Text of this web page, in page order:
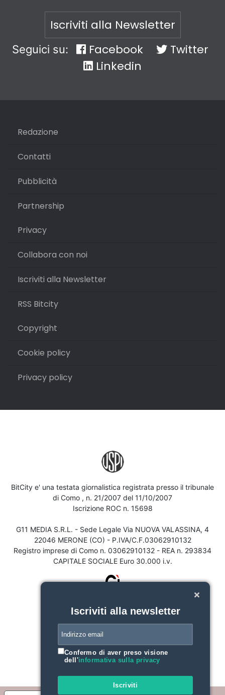
Iscriviti alla Newsletter
Seguici su: Facebook
Twitter
Linkedin
Redazione
Contatti
Pubblicità
Partnership
Privacy
Collabora con noi
Iscriviti alla Newsletter
RSS Bitcity
Copyright
Cookie policy
Privacy policy
BitCity e' una testata giornalistica registrata presso il tribunale
di Como , n. 21/2007 del 11/10/2007
Iscrizione ROC n. 15698
G11 MEDIA S.R.L. - Sede Legale Via NUOVA VALASSINA, 4
22046 MERONE (CO) - P.IVA/C.F.03062910132
Registro imprese di Como n. 03062910132 - REA n. 293834
CAPITALE SOCIALE Euro 30.000 i.v.
Iscriviti alla newsletter
Confermo di aver preso visione
dell'informativa sulla privacy
Iscriviti